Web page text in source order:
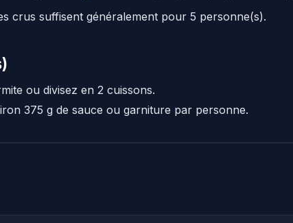
crus suffisent généralement pour 5 personne(s).
ou divisez en 2 cuissons.
375 g de sauce ou garniture par personne.